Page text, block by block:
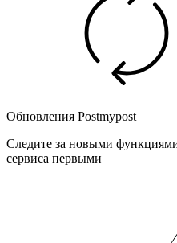
Обновления Postmypost
Следите за новыми
сервиса первыми